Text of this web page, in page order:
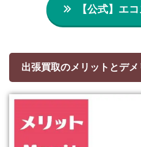
【公式】エ
出張買取のメリットとデメ